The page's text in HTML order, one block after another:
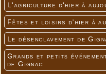
L'agriculture d'hier à
Fêtes et loisirs d'hier à
Le désenclavement de
Grands et petits
de Gignac